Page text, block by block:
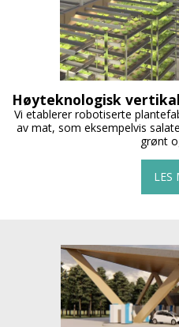
Høyteknologisk
Vi etablerer robotiserte
av mat, som eksempelvis
grønt
LES